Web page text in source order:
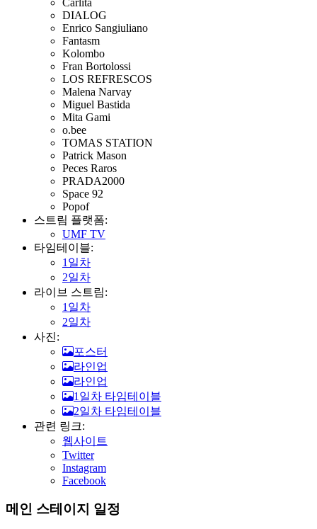
DIALOG
Enrico Sangiuliano
Fantasm
Kolombo
Fran Bortolossi
LOS REFRESCOS
Malena Narvay
Miguel Bastida
Mita Gami
o.bee
TOMAS STATION
Patrick Mason
Peces Raros
PRADA2000
Space 92
Popof
스트림 플랫폼:
UMF TV
타임테이블:
1일차
2일차
라이브 스트림:
1일차
2일차
사진:
포스터
라인업
라인업
1일차 타임테이블
2일차 타임테이블
관련 링크:
웹사이트
Twitter
Instagram
Facebook
메인 스테이지 일정